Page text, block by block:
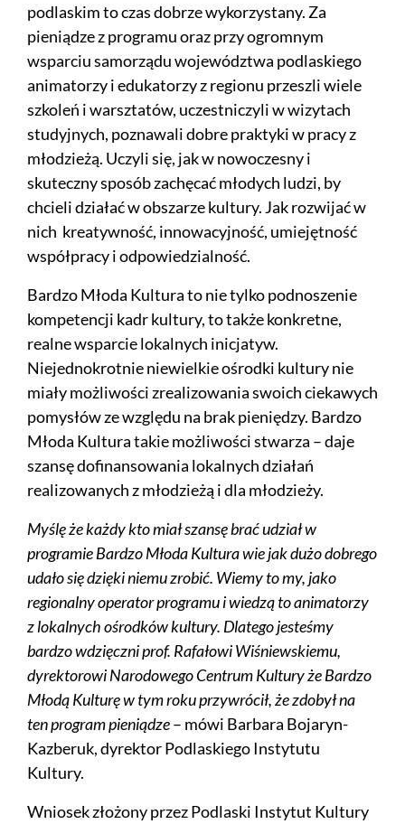
podlaskim to czas dobrze wykorzystany. Za
pieniądze z programu oraz przy ogromnym
wsparciu samorządu województwa podlaskiego
animatorzy i edukatorzy z regionu przeszli wiele
szkoleń i warsztatów, uczestniczyli w wizytach
studyjnych, poznawali dobre praktyki w pracy z
młodzieżą. Uczyli się, jak w nowoczesny i
skuteczny sposób zachęcać młodych ludzi, by
chcieli działać w obszarze kultury. Jak rozwijać w
nich kreatywność, innowacyjność, umiejętność
współpracy i odpowiedzialność.
Bardzo Młoda Kultura to nie tylko podnoszenie
kompetencji kadr kultury, to także konkretne,
realne wsparcie lokalnych inicjatyw.
Niejednokrotnie niewielkie ośrodki kultury nie
miały możliwości zrealizowania swoich ciekawych
pomysłów ze względu na brak pieniędzy. Bardzo
Młoda Kultura takie możliwości stwarza – daje
szansę dofinansowania lokalnych działań
realizowanych z młodzieżą i dla młodzieży.
Myślę że każdy kto miał szansę brać udział w
programie Bardzo Młoda Kultura wie jak dużo dobrego
udało się dzięki niemu zrobić. Wiemy to my, jako
regionalny operator programu i wiedzą to animatorzy
z lokalnych ośrodków kultury. Dlatego jesteśmy
bardzo wdzięczni prof. Rafałowi Wiśniewskiemu,
dyrektorowi Narodowego Centrum Kultury że Bardzo
Młodą Kulturę w tym roku przywrócił, że zdobył na
ten program pieniądze– mówi Barbara Bojaryn-
Kazberuk, dyrektor Podlaskiego Instytutu
Kultury.
Wniosek złożony przez Podlaski Instytut Kultury